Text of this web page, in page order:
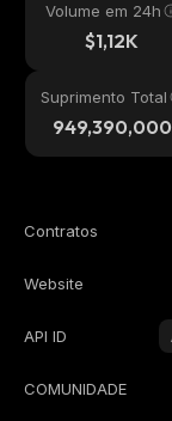
Volume em 24h
$1,12K
Suprimento Total
949,390,000
Contratos
Website
API ID
COMUNIDADE